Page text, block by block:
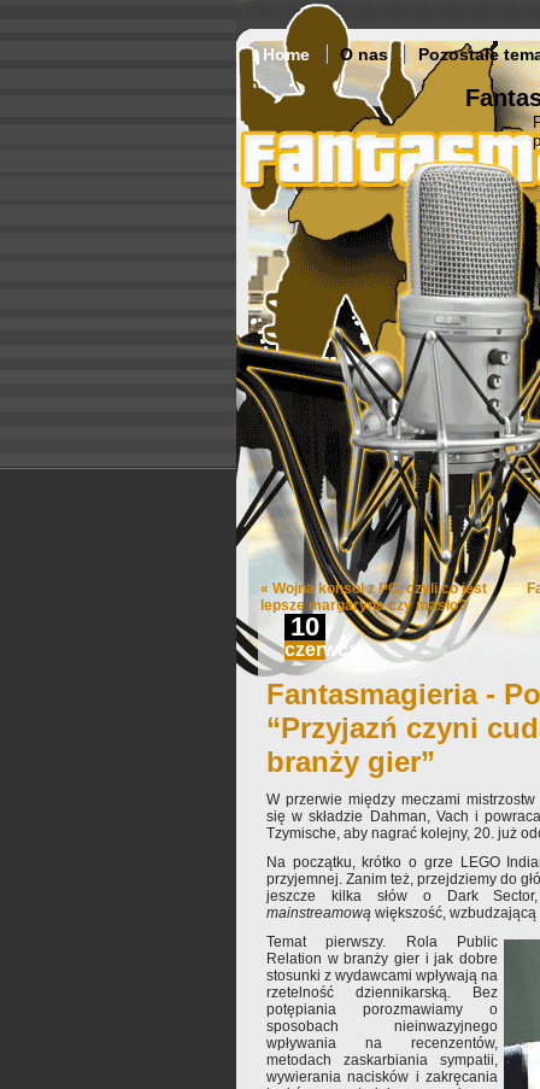
Home O nas Pozostałe
« Wojna konsol z PC, czyli co jest
lepsze margaryna czy masło?
10
czerwca
Fantasmagieria -
“Przyjazń czyni
branży gier”
W przerwie między meczami
się w składzie Dahman, Vach i
Tzymische, aby nagrać kolejny, 20. już
Na początku, krótko o grze LEGO
przyjemnej. Zanim też, przejdziemy do
jeszcze kilka słów o Dark
mainstreamową większość,
Temat pierwszy. Rola Public
Relation w branży gier i jak dobre
stosunki z wydawcami wpływają na
rzetelność dziennikarską. Bez
potępiania porozmawiamy o
sposobach nieinwazyjnego
wpływania na recenzentów,
metodach zaskarbiania sympatii,
wywierania nacisków i zakręcania